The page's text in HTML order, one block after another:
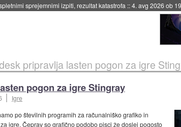
sprejemnimi izpiti, rezultat katastrofa ::4. avg 2026 ob
pripravlja lasten pogon za igre
pogon za igre Stingray
Igre
po številnih programih za računalniško grafiko in
igre. Čeprav so grafično podobo pisci že doslej pogosto